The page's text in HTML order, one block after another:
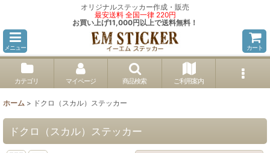
オリジナルステッカー作成・販売
最安送料 全国一律 220円
お買い上げ11,000円以上で送料無料！
メニュー カート
カテゴリ マイページ 商品検索 ご利用案内
ホーム > ドクロ（スカル）ステッカー
ドクロ（スカル）ステッカー